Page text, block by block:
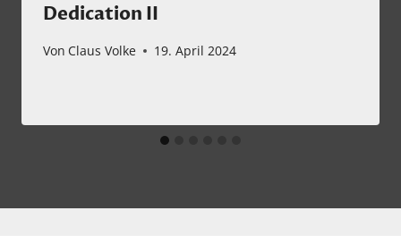
Dedication II
Von Claus Volke 19. April 2024